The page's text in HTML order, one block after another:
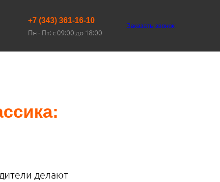
+7 (343) 361-16-10
Пн - Пт: с 09:00 до 18:00
Заказать звонок
делают